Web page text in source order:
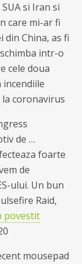
si Iran si
care mi-ar fi
din China, as fi
intr-o
cele doua
coronavirus
de …
foarte
de
ului. Un bun
Raid,
povestit
mousepad